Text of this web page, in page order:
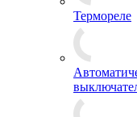
Термореле